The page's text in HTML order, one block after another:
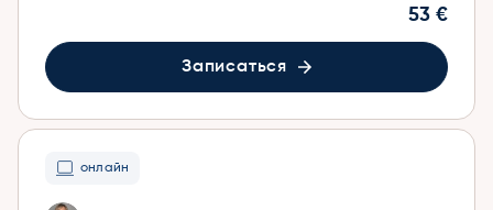
53 €
Записаться
онлайн